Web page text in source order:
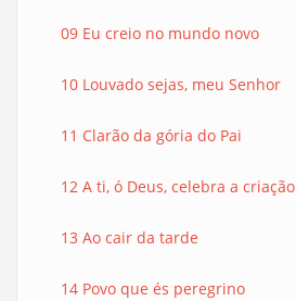
09 Eu creio no mundo novo
10 Louvado sejas, meu Senhor
11 Clarão da gória do Pai
12 A ti, ó Deus, celebra a criação
13 Ao cair da tarde
14 Povo que és peregrino